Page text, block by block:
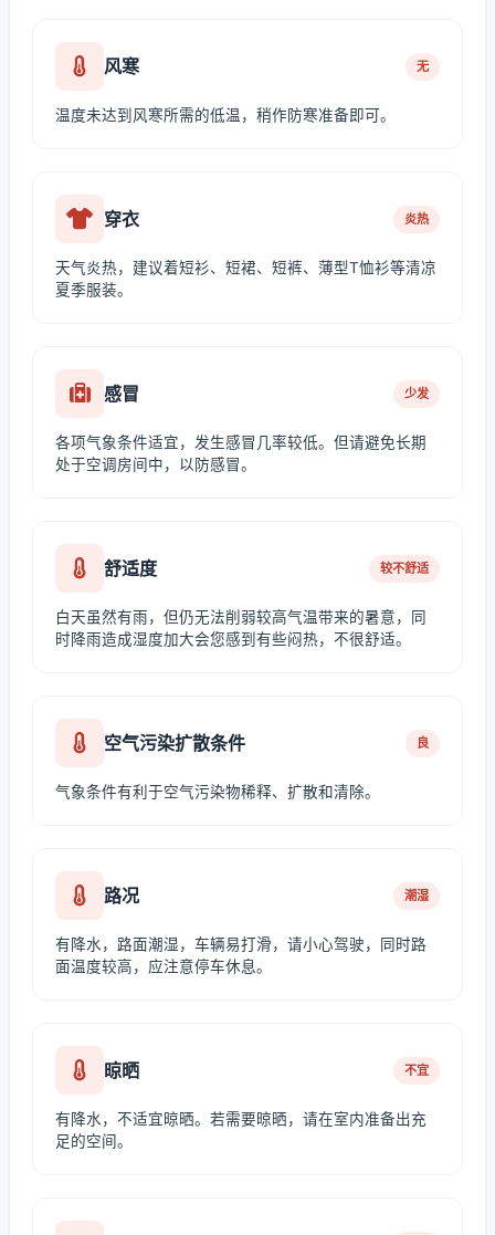
风寒 无
温度未达到风寒所需的低温，稍作防寒准备即可。
穿衣 炎热
天气炎热，建议着短衫、短裙、短裤、薄型T恤衫等清凉
夏季服装。
感冒 少发
各项气象条件适宜，发生感冒几率较低。但请避免长期
处于空调房间中，以防感冒。
舒适度 较不舒适
白天虽然有雨，但仍无法削弱较高气温带来的暑意，同
时降雨造成湿度加大会您感到有些闷热，不很舒适。
空气污染扩散条件 良
气象条件有利于空气污染物稀释、扩散和清除。
路况 潮湿
有降水，路面潮湿，车辆易打滑，请小心驾驶，同时路
面温度较高，应注意停车休息。
晾晒 不宜
有降水，不适宜晾晒。若需要晾晒，请在室内准备出充
足的空间。